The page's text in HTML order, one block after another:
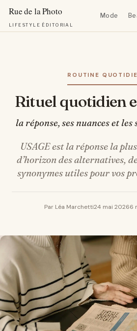
LIFESTYLE ÉDITORIAL
Mode
ROUTINE
Rituel quotidien
la réponse, ses nuances et
USAGE est la réponse la
d’horizon des alternatives,
synonymes utiles pour vos
Par Léa Marchetti24 mai 20266